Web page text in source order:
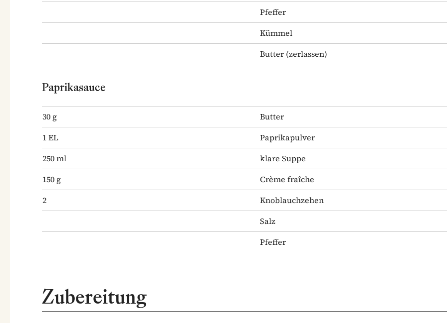
Pfeffer
Kümmel
Butter (zerlassen)
Paprikasauce
30 g
Butter
1EL
Paprikapulver
250ml
klare Suppe
150 g
Crème fraîche
2
Knoblauchzehen
Salz
Pfeffer
Zubereitung